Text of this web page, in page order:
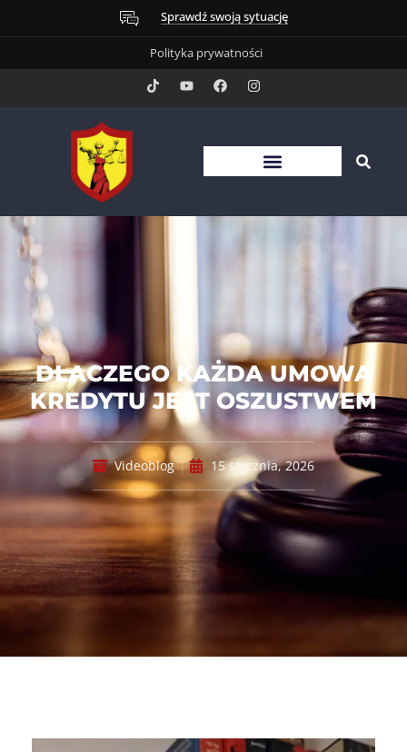
Sprawdź swoją sytuację
Polityka prywatności
DLACZEGO KAŻDA UMOWA
KREDYTU JEST OSZUSTWEM
Videoblog 15 stycznia, 2026